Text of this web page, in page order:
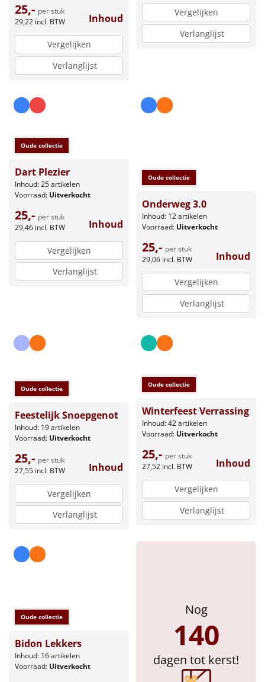
25,- per stuk
29,22 incl. BTW Inhoud
Vergelijken
Verlanglijst
Vergelijken
Verlanglijst
Oude collectie
Dart Plezier
Inhoud: 25 artikelen
Voorraad: Uitverkocht
25,- per stuk
29,46 incl. BTW Inhoud
Vergelijken
Verlanglijst
Oude collectie
Onderweg 3.0
Inhoud: 12 artikelen
Voorraad: Uitverkocht
25,- per stuk
29,06 incl. BTW Inhoud
Vergelijken
Verlanglijst
Oude collectie
Feestelijk Snoepgenot
Inhoud: 19 artikelen
Voorraad: Uitverkocht
25,- per stuk
27,55 incl. BTW Inhoud
Vergelijken
Verlanglijst
Oude collectie
Winterfeest Verrassing
Inhoud: 42 artikelen
Voorraad: Uitverkocht
25,- per stuk
27,52 incl. BTW Inhoud
Vergelijken
Verlanglijst
Oude collectie
Bidon Lekkers
Inhoud: 16 artikelen
Voorraad: Uitverkocht
Nog
140
dagen tot kerst!